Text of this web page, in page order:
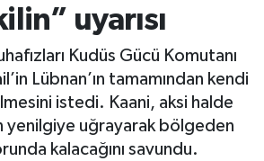
uyarısı
Kudüs Gücü Komutanı
Lübnan’ın tamamından kendi
istedi. Kaani, aksi halde
yenilgiye uğrayarak bölgeden
kalacağını savundu.